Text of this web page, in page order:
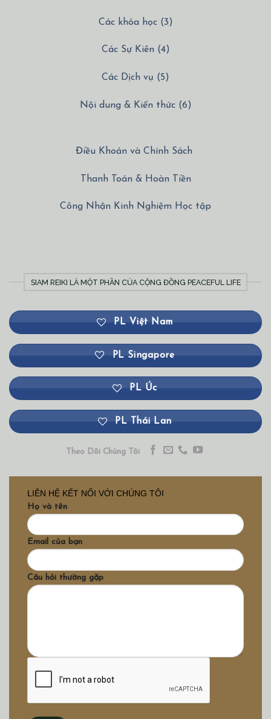
Các khóa học (3)
Các Sự Kiên (4)
Các Dịch vụ (5)
Nội dung & Kiến thức (6)
Điều Khoản và Chính Sách
Thanh Toán & Hoàn Tiền
Công Nhận Kinh Nghiệm Học tập
SIAM REIKI LÀ MỘT PHẦN CỦA CỘNG ĐỒNG PEACEFUL LIFE
PL Việt Nam
PL Singapore
PL Úc
PL Thái Lan
Theo Dõi Chúng Tôi
LIÊN HỆ KẾT NỐI VỚI CHÚNG TÔI
Họ và tên
Email của bạn
Câu hỏi thường gặp